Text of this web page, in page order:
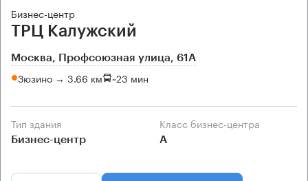
Бизнес-центр
ТРЦ Калужский
Москва, Профсоюзная улица, 61А
Зюзино → 3.66 км ~23 мин
Тип здания
Бизнес-центр
Класс бизнес-центра
А